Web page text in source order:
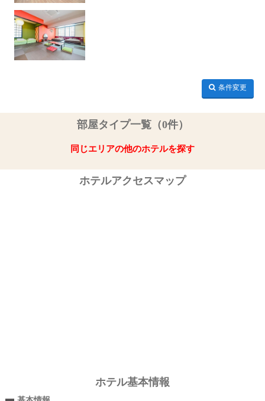
条件変更
部屋タイプ一覧（0件）
同じエリアの他のホテルを探す
ホテルアクセスマップ
ホテル基本情報